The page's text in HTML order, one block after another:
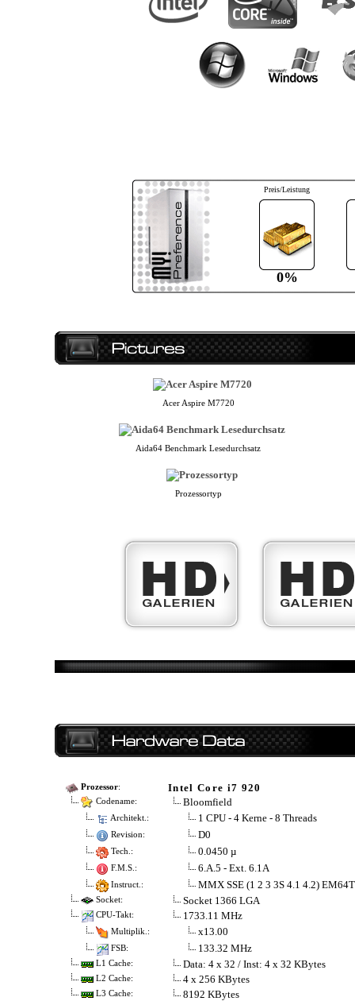
Preis/Leistung
0%
Acer Aspire M7720
Aida64 Benchmark Lesedurchsatz
Prozessortyp
Prozessor: Intel Core i7 920
Codename: Bloomfield
Architekt.: 1 CPU - 4 Kerne - 8 Threads
Revision: D0
Tech.: 0.0450 µ
F.M.S.: 6.A.5 - Ext. 6.1A
Instruct.: MMX SSE (1 2 3 3S 4.1 4.2)
Socket: Socket 1366 LGA
CPU-Takt: 1733.11 MHz
Multiplik.: x13.00
FSB: 133.32 MHz
L1 Cache: Data: 4 x 32 / Inst: 4 x 32 KBytes
L2 Cache: 4 x 256 KBytes
L3 Cache: 8192 KBytes